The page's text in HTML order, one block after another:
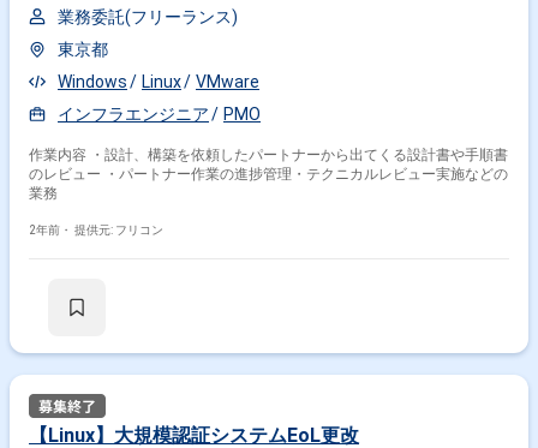
業務委託(フリーランス)
東京都
Windows
Linux
VMware
インフラエンジニア
PMO
作業内容 ・設計、構築を依頼したパートナーから出てくる設計書や手順書
のレビュー ・パートナー作業の進捗管理・テクニカルレビュー実施などの
業務
2年前・ 提供元: フリコン
【Linux】大規模認証システムEoL更改